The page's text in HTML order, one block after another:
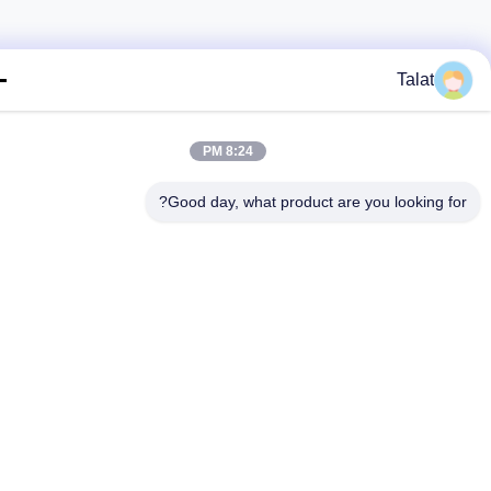
Talat
8:24 PM
Good day, what product are you looking